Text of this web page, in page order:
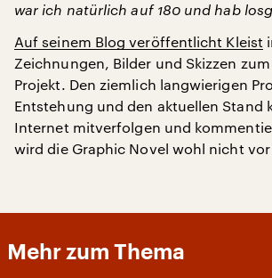
war ich natürlich auf 180 und hab
Auf seinem Blog veröffentlicht Kleist
Zeichnungen, Bilder und Skizzen
Projekt. Den ziemlich langwierigen
Entstehung und den aktuellen Stand
Internet mitverfolgen und
wird die Graphic Novel wohl nicht vor
Mehr zum Thema